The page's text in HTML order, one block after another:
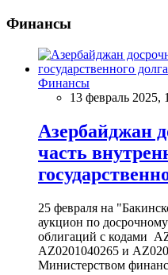
Финансы
Финансы
13 февраль 2025,
Азербайджан
часть
25 февраля на
аукцион по
облигаций с кодами
AZ0201040265 и
Министерством